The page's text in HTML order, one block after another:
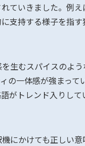
ていきました。例
支持する様子を指
生むスパイスのよ
一体感が強まって
がトレンド入りし
にかけても正しい